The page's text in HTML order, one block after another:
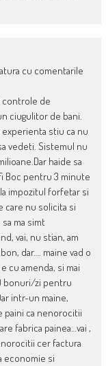
cu comentarile
controle de
ciugulitor de bani.
experienta stiu ca nu
vedeti. Sistemul nu
haide sa
Boc pentru 3 minute
impozitul forfetar si
care nu solicita si
ma simt
vai, nu stian, am
dar…. maine vad o
cu amenda, si mai
bonuri/zi pentru
intr-un maine,
paini ca nenorocitii
fabrica painea…vai ,
cer factura
economie si